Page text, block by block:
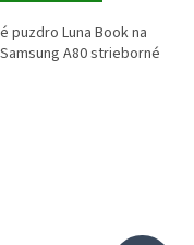
puzdro Luna Book na
A80 strieborné